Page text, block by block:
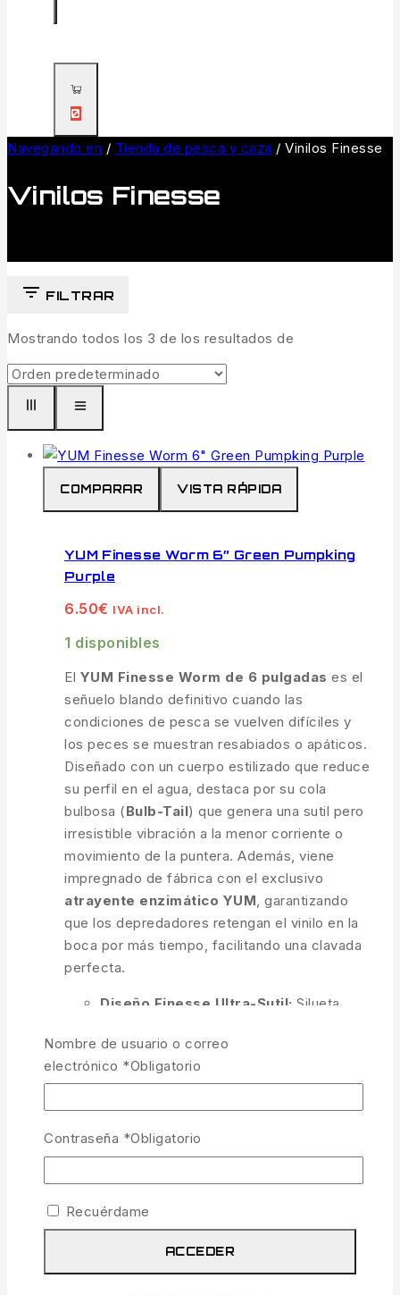
0
Navegando en / Tienda de pesca y caza / Vinilos Finesse
Vinilos Finesse
FILTRAR
Mostrando todos los 3 de los resultados de
COMPARAR VISTA RÁPIDA
YUM Finesse Worm 6″ Green Pumpking
Purple
6.50€ IVA incl.
1 disponibles
El YUM Finesse Worm de 6 pulgadas es el
señuelo blando definitivo cuando las
condiciones de pesca se vuelven difíciles y
los peces se muestran resabiados o apáticos.
Diseñado con un cuerpo estilizado que reduce
su perfil en el agua, destaca por su cola
bulbosa (Bulb-Tail) que genera una sutil pero
irresistible vibración a la menor corriente o
movimiento de la puntera. Además, viene
impregnado de fábrica con el exclusivo
atrayente enzimático YUM , garantizando
que los depredadores retengan el vinilo en la
boca por más tiempo, facilitando una clavada
perfecta.
Diseño Finesse Ultra-Sutil: Silueta
engañar a los peces sometidos a mucha
presión.
caídas lentas.
Impregnado con Atrayente YUM:
Enzimas naturales que estimulan el
instinto de alimentación del pez.
Nombre de usuario o correo
electrónico *Obligatorio
Contraseña *Obligatorio
Recuérdame
ACCEDER